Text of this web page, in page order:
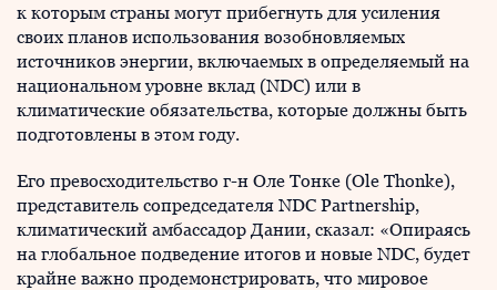
к которым страны могут прибегнуть для усиления
своих планов использования возобновляемых
источников энергии, включаемых в определяемый на
национальном уровне вклад (NDC) или в
климатические обязательства, которые должны быть
подготовлены в этом году.
Его превосходительство г-н Оле Тонке (Ole Thonke),
представитель сопредседателя NDC Partnership,
климатический амбассадор Дании, сказал: «Опираясь
на глобальное подведение итогов и новые NDC, будет
крайне важно продемонстрировать, что мировое